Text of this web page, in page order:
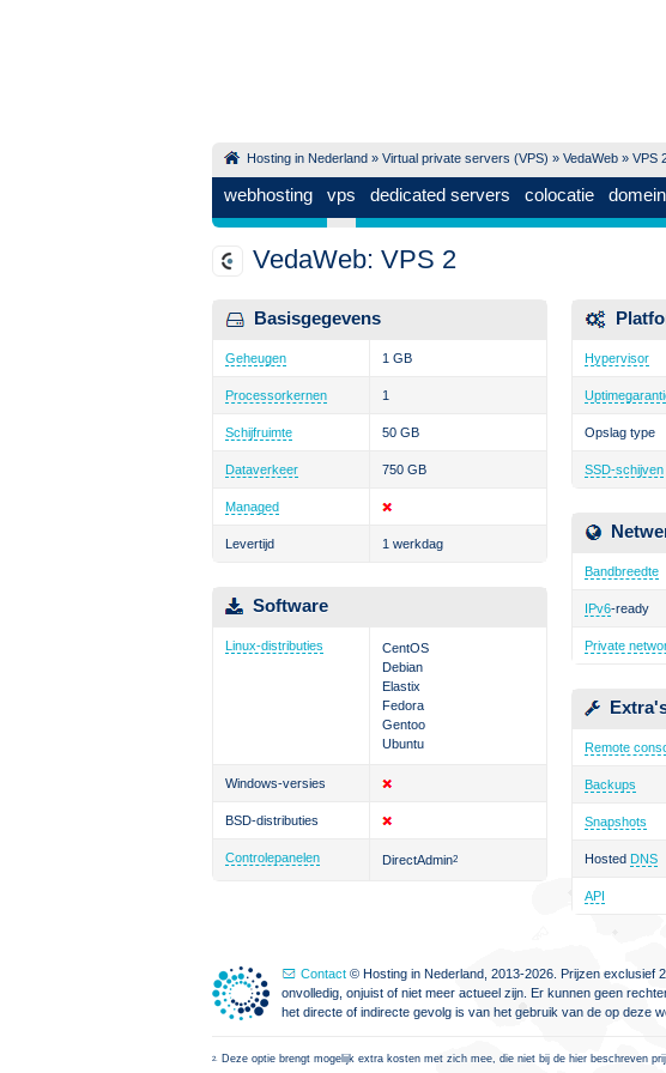
Hosting in Nederland » Virtual private servers (VPS) » VedaWeb » VPS
webhosting vps dedicated servers colocatie
VedaWeb: VPS 2
Basisgegevens
Geheugen 1 GB
Processorkernen 1
Schijfruimte 50 GB
Dataverkeer 750 GB
Managed
Levertijd 1 werkdag
Software
Linux-distributies
CentOS
Debian
Elastix
Fedora
Gentoo
Ubuntu
Windows-versies
BSD-distributies
Controlepanelen DirectAdmin2
Hypervisor
Opslag type
SSD-schijven
Bandbreedte
IPv6-ready
Private
Remote
Backups
Snapshots
Hosted DNS
API
Contact © Hosting in Nederland, 2013-2026. Prijzen exclusief
onvolledig, onjuist of niet meer actueel zijn. Er kunnen geen
het directe of indirecte gevolg is van het gebruik van de op deze
2. Deze optie brengt mogelijk extra kosten met zich mee, die niet bij de hier beschreven